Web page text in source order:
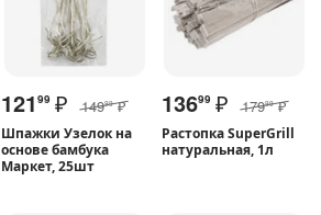
12199 ₽ 14999 ₽
Шпажки Узелок на
основе бамбука
Маркет, 25шт
13699 ₽ 17999 ₽
Растопка SuperGrill
натуральная, 1л